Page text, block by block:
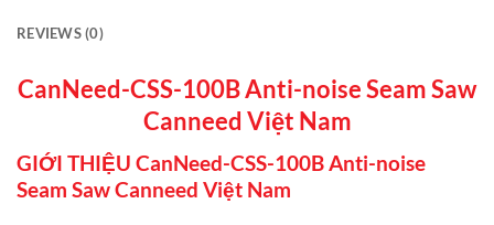
REVIEWS (0)
CanNeed-CSS-100B Anti-noise Seam Saw
Canneed Việt Nam
GIỚI THIỆU CanNeed-CSS-100B Anti-noise
Seam Saw Canneed Việt Nam